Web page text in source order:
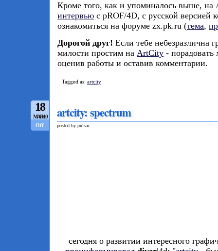
Кроме того, как и упоминалось выше, на
интервью с pROF/4D, с русской версией
ознакомиться на форуме zx.pk.ru (тема,
Дорогой друг! Если тебе небезразлична
милости простим на ArtCity -
оценив работы и оставив комментарии.
Tagged as: artcity
18
MAR/10
Off
artcity: spectrum
posted by pulsar
сегодня о развитии интересного